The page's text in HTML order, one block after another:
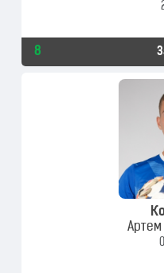
8
Артем